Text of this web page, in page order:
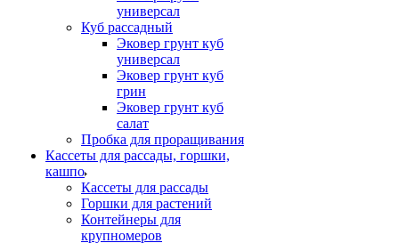
универсал
Куб рассадный
Эковер грунт куб
универсал
Эковер грунт куб
грин
Эковер грунт куб
салат
Пробка для проращивания
Кассеты для рассады, горшки,
кашпо
Кассеты для рассады
Горшки для растений
Контейнеры для
крупномеров